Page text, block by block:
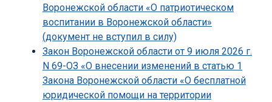
Воронежской области «О патриотическом
воспитании в Воронежской области»
(документ не вступил в силу)
Закон Воронежской области от 9 июля 2026 г.
N 69-ОЗ «О внесении изменений в статью 1
Закона Воронежской области «О бесплатной
юридической помощи на территории